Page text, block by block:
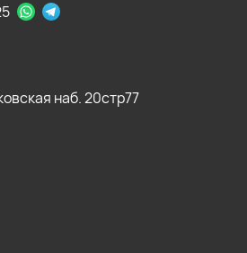
наб. 20стр77